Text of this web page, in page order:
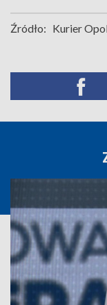
Źródło: Kurier